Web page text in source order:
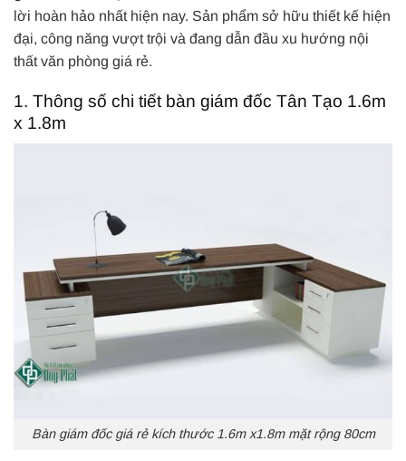
lời hoàn hảo nhất hiện nay. Sản phẩm sở hữu thiết kế hiện
đại, công năng vượt trội và đang dẫn đầu xu hướng nội
thất văn phòng giá rẻ.
1. Thông số chi tiết bàn giám đốc Tân Tạo 1.6m
x 1.8m
Bàn giám đốc giá rẻ kích thước 1.6m x1.8m mặt rộng 80cm